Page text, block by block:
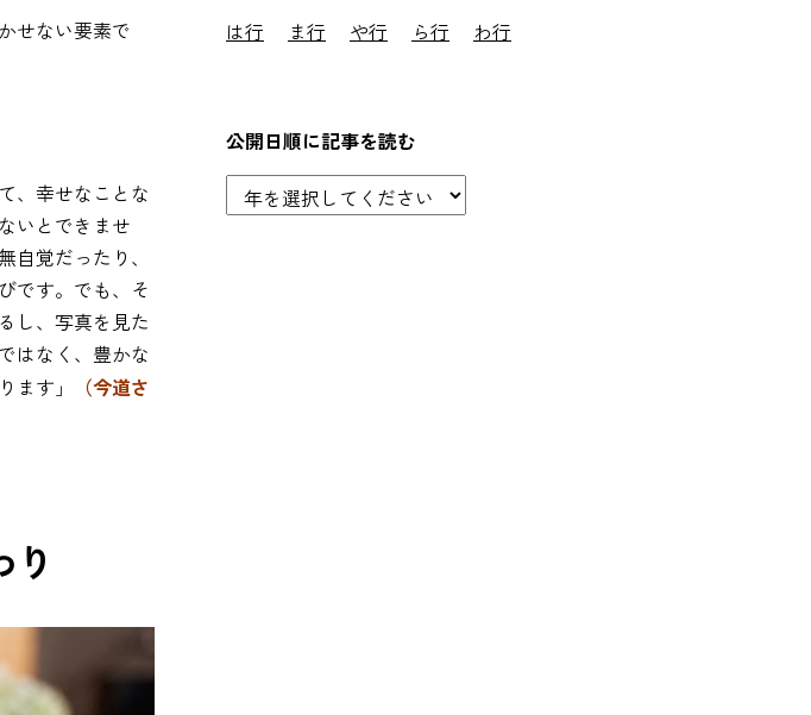
せない要素で
、幸せなことな
いとできませ
自覚だったり、
です。でも、そ
し、写真を見た
はなく、豊かな
ます」
（今道さ
は行
ま行 や行 ら行 わ行
公開日順に記事を読む